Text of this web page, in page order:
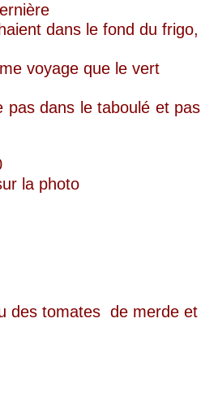
dans le fond du frigo,
voyage que le vert
pas dans le taboulé et pas
la photo
des tomates de merde et